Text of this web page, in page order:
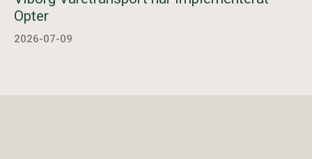
Opter
2026-07-09